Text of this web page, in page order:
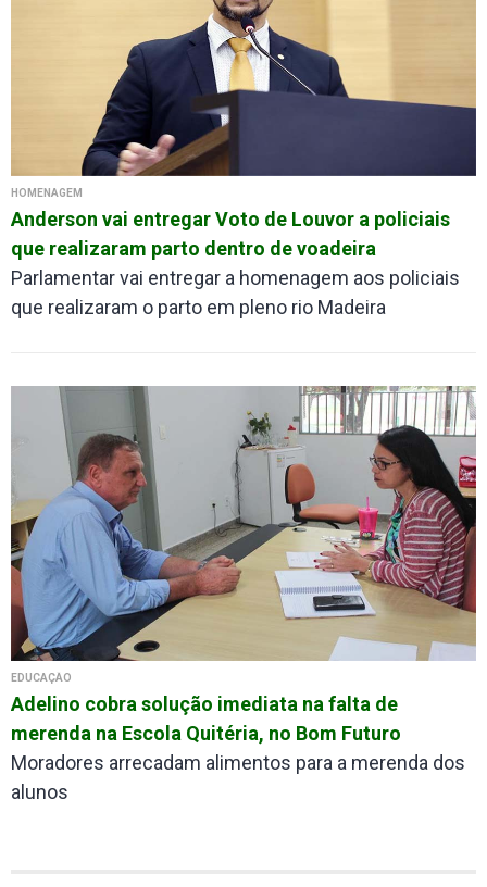
HOMENAGEM
Anderson vai entregar Voto de Louvor a policiais
que realizaram parto dentro de voadeira
Parlamentar vai entregar a homenagem aos policiais
que realizaram o parto em pleno rio Madeira
EDUCAÇÃO
Adelino cobra solução imediata na falta de
merenda na Escola Quitéria, no Bom Futuro
Moradores arrecadam alimentos para a merenda dos
alunos